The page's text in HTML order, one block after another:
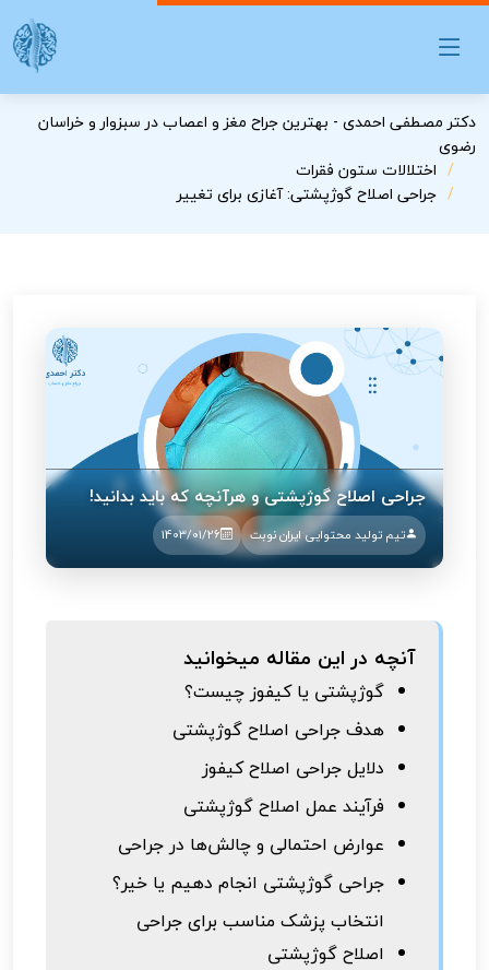
دکتر مصطفی احمدی - بهترین جراح مغز و اعصاب در سبزوار و خراسان
رضوی
اختلالات ستون فقرات
جراحی اصلاح گوژپشتی: آغازی برای تغییر
جراحی اصلاح گوژپشتی و هرآنچه که باید بدانید!
تیم تولید محتوایی ایران نوبت 1403/01/26
آنچه در این مقاله میخوانید
گوژپشتی یا کیفوز چیست؟
هدف جراحی اصلاح گوژپشتی
دلایل جراحی اصلاح کیفوز
فرآیند عمل اصلاح گوژپشتی
عوارض احتمالی و چالش‌ها در جراحی
جراحی گوژپشتی انجام دهیم یا خیر؟
انتخاب پزشک مناسب برای جراحی
اصلاح گوژپشتی